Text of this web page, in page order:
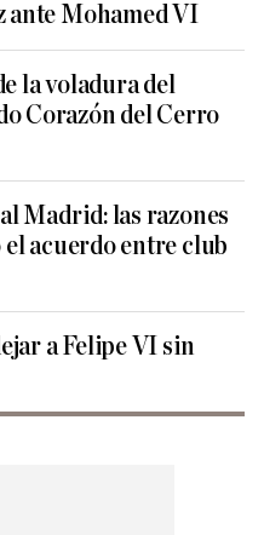
ante Mohamed VI
la voladura del
Corazón del Cerro
Madrid: las razones
acuerdo entre club
a Felipe VI sin